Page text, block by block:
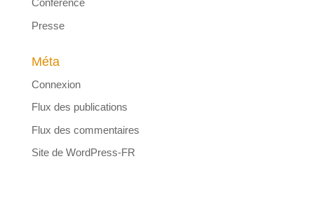
Conférence
Presse
Méta
Connexion
Flux des publications
Flux des commentaires
Site de WordPress-FR